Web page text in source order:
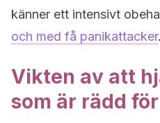
känner ett intensivt
och med få panikattacker.
Vikten av att
som är rädd